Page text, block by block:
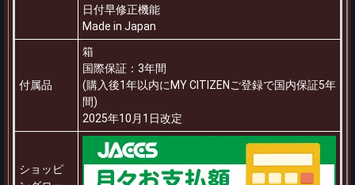
日付早修正機能
Made in Japan
付属品
箱
国際保証：3年間
(購入後1年以内にMY CITIZENご登録で国内保証5年
間)
2025年10月1日改定
ショッピ